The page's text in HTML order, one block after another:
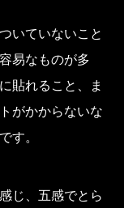
いていないこと
易なものが多
貼れること、ま
がかからないな
す。
じ、五感でとら